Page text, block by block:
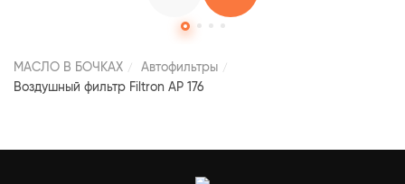
МАСЛО В БОЧКАХ
Автофильтры
Воздушный фильтр Filtron AP 176